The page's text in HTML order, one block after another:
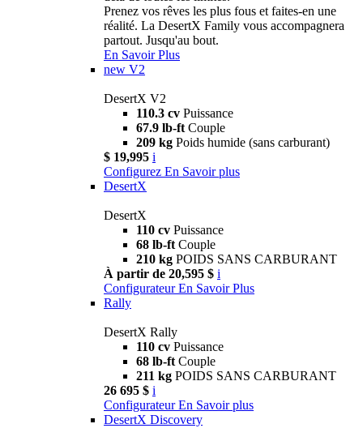
Prenez vos rêves les plus fous et faites-en une
réalité. La DesertX Family vous accompagnera
partout. Jusqu'au bout.
En Savoir Plus
new V2
DesertX V2
110.3 cv Puissance
67.9 lb-ft Couple
209 kg Poids humide (sans carburant)
$ 19,995 i
Configurez En Savoir plus
DesertX
DesertX
110 cv Puissance
68 lb-ft Couple
210 kg POIDS SANS CARBURANT
À partir de 20,595 $ i
Configurateur En Savoir Plus
Rally
DesertX Rally
110 cv Puissance
68 lb-ft Couple
211 kg POIDS SANS CARBURANT
26 695 $ i
Configurateur En Savoir plus
DesertX Discovery